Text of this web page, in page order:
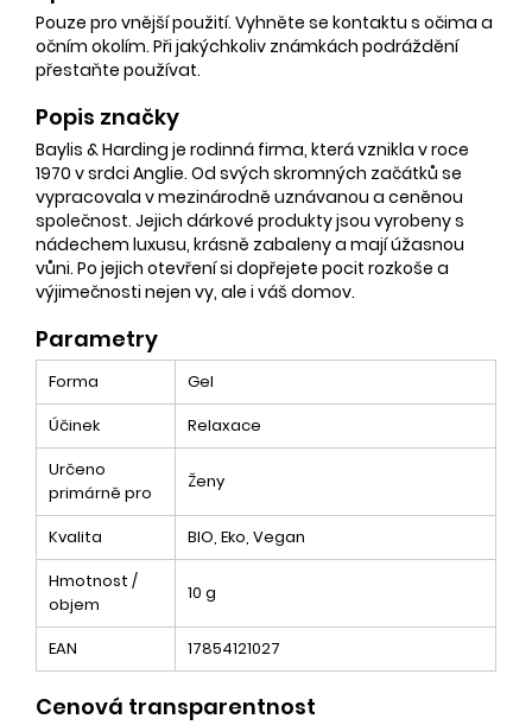
Pouze pro vnější použití. Vyhněte se kontaktu s očima a
očním okolím. Při jakýchkoliv známkách podráždění
přestaňte používat.
Popis značky
Baylis & Harding je rodinná firma, která vznikla v roce
1970 v srdci Anglie. Od svých skromných začátků se
vypracovala v mezinárodně uznávanou a ceněnou
společnost. Jejich dárkové produkty jsou vyrobeny s
nádechem luxusu, krásně zabaleny a mají úžasnou
vůni. Po jejich otevření si dopřejete pocit rozkoše a
výjimečnosti nejen vy, ale i váš domov.
Parametry
Forma
Gel
Účinek
Relaxace
Určeno
primárně pro
Ženy
Kvalita
BIO, Eko, Vegan
Hmotnost /
objem
10 g
EAN 17854121027
Cenová transparentnost